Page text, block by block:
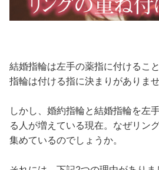
結婚指輪は左手の薬指に付けるこ
指輪は付ける指に決まりがありませ
しかし、婚約指輪と結婚指輪を左
る人が増えている現在。なぜリン
集めているのでしょうか。